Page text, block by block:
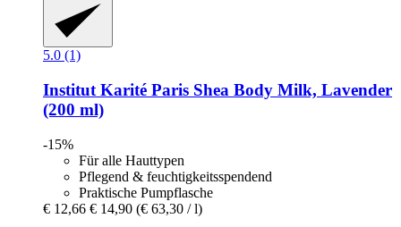
5.0 (1)
Institut Karité Paris Shea Body Milk, Lavender
(200 ml)
-15%
Für alle Hauttypen
Pflegend & feuchtigkeitsspendend
Praktische Pumpflasche
€ 12,66 € 14,90 (€ 63,30 / l)